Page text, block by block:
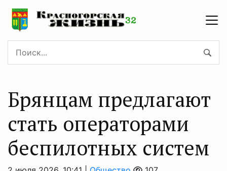
Брянцaм предлагают
стaть оперaторaми
бeспилотных систeм